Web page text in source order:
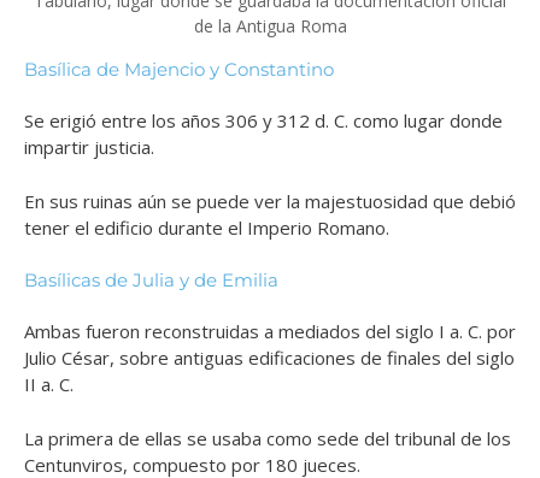
de la Antigua Roma
Basílica de Majencio y Constantino
Se erigió entre los años 306 y 312 d. C. como lugar donde
impartir justicia.
En sus ruinas aún se puede ver la majestuosidad que debió
tener el edificio durante el Imperio Romano.
Basílicas de Julia y de Emilia
Ambas fueron reconstruidas a mediados del siglo I a. C. por
Julio César, sobre antiguas edificaciones de finales del siglo
II a. C.
La primera de ellas se usaba como sede del tribunal de los
Centunviros, compuesto por 180 jueces.